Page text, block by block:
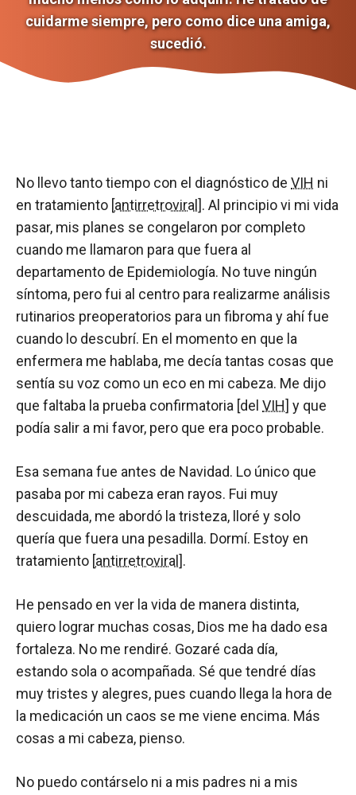
cuidarme siempre, pero como dice una amiga,
sucedió.
No llevo tanto tiempo con el diagnóstico de VIH ni
en tratamiento [antirretroviral ]. Al principio vi mi vida
pasar, mis planes se congelaron por completo
cuando me llamaron para que fuera al
departamento de Epidemiología. No tuve ningún
síntoma, pero fui al centro para realizarme análisis
rutinarios preoperatorios para un fibroma y ahí fue
cuando lo descubrí. En el momento en que la
enfermera me hablaba, me decía tantas cosas que
sentía su voz como un eco en mi cabeza. Me dijo
que faltaba la prueba confirmatoria [del VIH] y que
podía salir a mi favor, pero que era poco probable.
Esa semana fue antes de Navidad. Lo único que
pasaba por mi cabeza eran rayos. Fui muy
descuidada, me abordó la tristeza, lloré y solo
quería que fuera una pesadilla. Dormí. Estoy en
tratamiento [antirretroviral ].
He pensado en ver la vida de manera distinta,
quiero lograr muchas cosas, Dios me ha dado esa
fortaleza. No me rendiré. Gozaré cada día,
estando sola o acompañada. Sé que tendré días
muy tristes y alegres, pues cuando llega la hora de
la medicación un caos se me viene encima. Más
cosas a mi cabeza, pienso.
No puedo contárselo ni a mis padres ni a mis